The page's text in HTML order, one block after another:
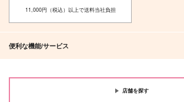
11,000円（税込）以上で送料当社負担
便利な機能/サービス
店舗を探す